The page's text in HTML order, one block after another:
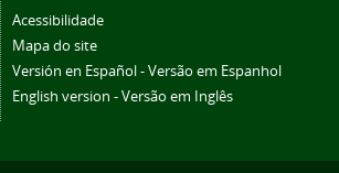
Acessibilidade
Mapa do site
Versión en Español - Versão em Espanhol
English version - Versão em Inglês